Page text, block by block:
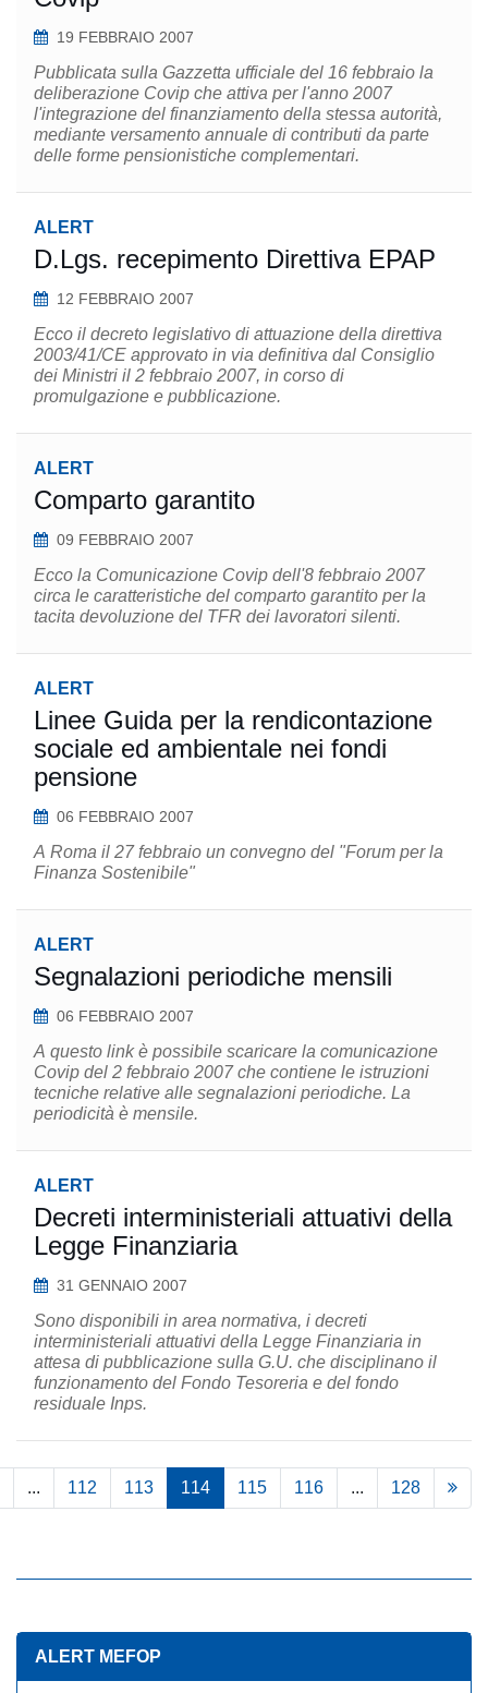
19 FEBBRAIO 2007
Pubblicata sulla Gazzetta ufficiale del 16 febbraio la
deliberazione Covip che attiva per l'anno 2007
l'integrazione del finanziamento della stessa autorità,
mediante versamento annuale di contributi da parte
delle forme pensionistiche complementari.
ALERT
D.Lgs. recepimento Direttiva EPAP
12 FEBBRAIO 2007
Ecco il decreto legislativo di attuazione della direttiva
2003/41/CE approvato in via definitiva dal Consiglio
dei Ministri il 2 febbraio 2007, in corso di
promulgazione e pubblicazione.
ALERT
Comparto garantito
09 FEBBRAIO 2007
Ecco la Comunicazione Covip dell'8 febbraio 2007
circa le caratteristiche del comparto garantito per la
tacita devoluzione del TFR dei lavoratori silenti.
ALERT
Linee Guida per la rendicontazione
sociale ed ambientale nei fondi
pensione
06 FEBBRAIO 2007
A Roma il 27 febbraio un convegno del "Forum per la
Finanza Sostenibile"
ALERT
Segnalazioni periodiche mensili
06 FEBBRAIO 2007
A questo link è possibile scaricare la comunicazione
Covip del 2 febbraio 2007 che contiene le istruzioni
tecniche relative alle segnalazioni periodiche. La
periodicità è mensile.
ALERT
Decreti interministeriali attuativi della
Legge Finanziaria
31 GENNAIO 2007
Sono disponibili in area normativa, i decreti
interministeriali attuativi della Legge Finanziaria in
attesa di pubblicazione sulla G.U. che disciplinano il
funzionamento del Fondo Tesoreria e del fondo
residuale Inps.
... 112 113 114 115 116 ... 128
ALERT MEFOP